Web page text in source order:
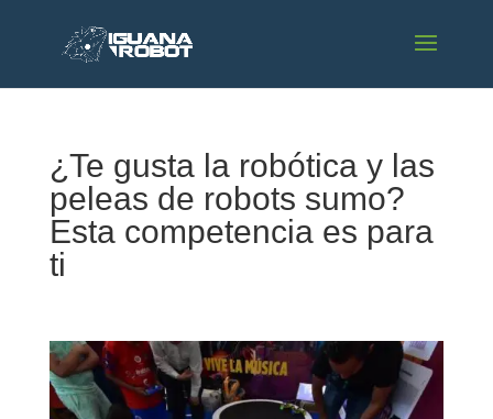
¿Te gusta la robótica y las
peleas de robots sumo?
Esta competencia es para
ti